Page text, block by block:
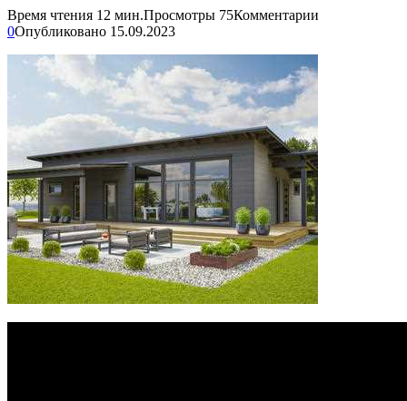
Время чтения 12 мин.Просмотры 75Комментарии
0Опубликовано 15.09.2023